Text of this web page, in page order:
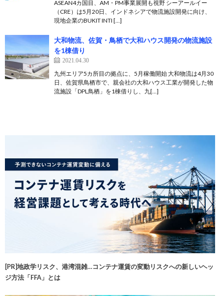
ASEAN4カ国目、AM・PM事業展開も視野 シーアールイー
（CRE）は5月20日、インドネシアで物流施設開発に向け、
現地企業のBUKIT INTI […]
大和物流、佐賀・鳥栖で大和ハウス開発の物流施設
を1棟借り
2021.04.30
九州エリア5カ所目の拠点に、5月稼働開始 大和物流は4月30
日、佐賀県鳥栖市で、親会社の大和ハウス工業が開発した物
流施設「DPL鳥栖」を1棟借りし、九[…]
[PR]地政学リスク、港湾混雑…コンテナ運賃の変動リスクへの新しいヘッ
ジ方法「FFA」とは